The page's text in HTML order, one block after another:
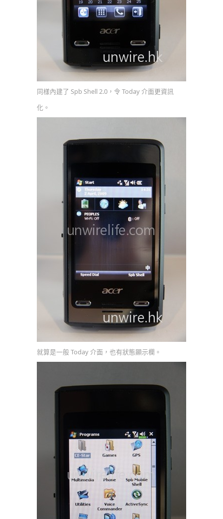
同樣內建了 Spb Shell 2.0，令 Today 介面更資訊
化。
就算是一般 Today 介面，也有狀態顯示欄。